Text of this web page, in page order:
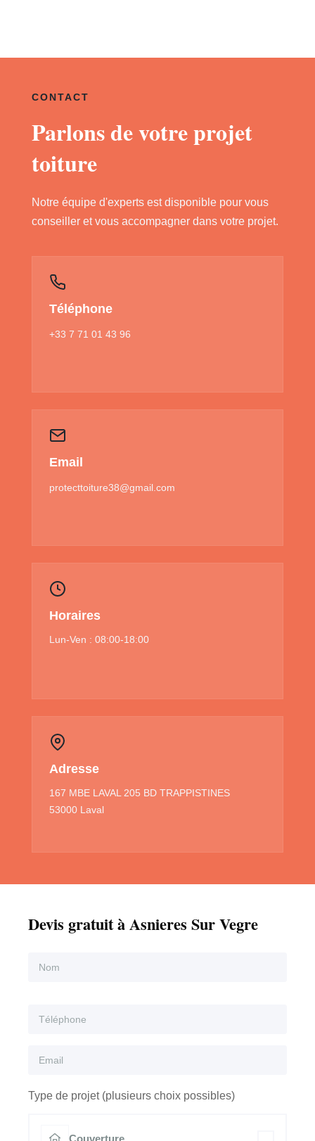
CONTACT
Parlons de votre projet
toiture
Notre équipe d'experts est disponible pour vous
conseiller et vous accompagner dans votre projet.
Téléphone
+33 7 71 01 43 96
Email
protecttoiture38@gmail.com
Horaires
Lun-Ven : 08:00-18:00
Adresse
167 MBE LAVAL 205 BD TRAPPISTINES
53000 Laval
Devis gratuit à Asnieres Sur Vegre
Type de projet (plusieurs choix possibles)
Couverture